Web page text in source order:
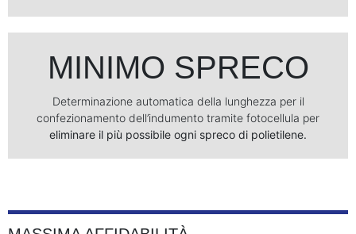
MINIMO SPRECO
Determinazione automatica della lunghezza per il
confezionamento dell’indumento tramite fotocellula per
eliminare il più possibile ogni spreco di polietilene.